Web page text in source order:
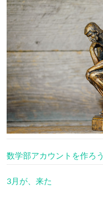
数学部アカウントを作ろう
3月が、来た